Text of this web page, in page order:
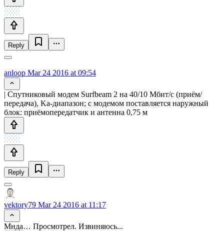
Reply
anloop Mar 24 2016 at 09:54
| Спутниковый модем Surfbeam 2 на 40/10 Мбит/с (приём/
передача), Ka-диапазон; с модемом поставляется наружный
блок: приёмопередатчик и антенна 0,75 м
Reply
vektory79 Mar 24 2016 at 11:17
Мнда… Просмотрел. Извиняюсь...